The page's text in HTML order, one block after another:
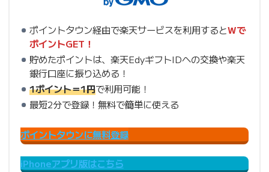
ポイントタウン経由で楽天サービスを利用するとWで
ポイントGET！
貯めたポイントは、楽天EdyギフトIDへの交換や楽天
銀行口座に振り込める！
1ポイント＝1円で利用可能！
最短2分で登録！無料で簡単に使える
ポイントタウンに無料登録
iPhoneアプリ版はこちら